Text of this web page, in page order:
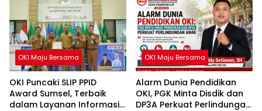
OKI Maju Bersama
OKI Puncaki SLIP PPID
Award Sumsel, Terbaik
dalam Layanan Informasi
OKI Maju Bersama
Alarm Dunia Pendidikan
OKI, PGK Minta Disdik dan
DP3A Perkuat Perlindungan